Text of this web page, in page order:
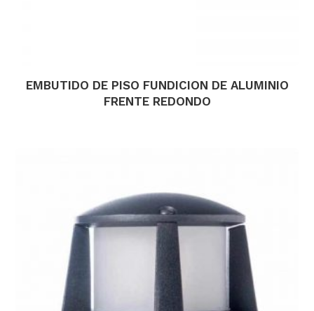
EMBUTIDO DE PISO FUNDICION DE ALUMINIO
FRENTE REDONDO